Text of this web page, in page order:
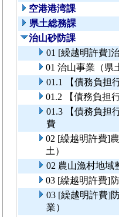
空港港湾課
県土総務課
治山砂防課
01 [繰越明許費]
01 治山事業（県
01.1 【債務負担
01.2 【債務負担
01.3 【債務負担
費
02 [繰越明許費]
土）
02 農山漁村地域
03 [繰越明許費]
03 [繰越明許費]
業）